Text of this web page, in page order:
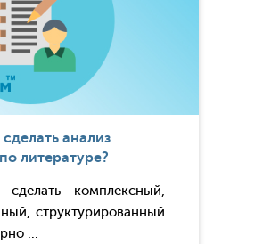
анализ
литературе?
сделать комплексный,
структурированный
...